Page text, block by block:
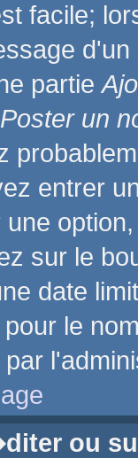
facile;
partie
Poster un
entrer
sur le
date
pour le
ou